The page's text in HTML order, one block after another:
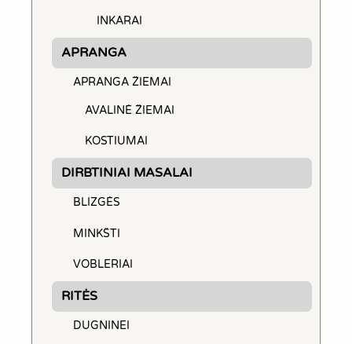
INKARAI
APRANGA
APRANGA ŽIEMAI
AVALINĖ ŽIEMAI
KOSTIUMAI
DIRBTINIAI MASALAI
BLIZGĖS
MINKŠTI
VOBLERIAI
RITĖS
DUGNINEI